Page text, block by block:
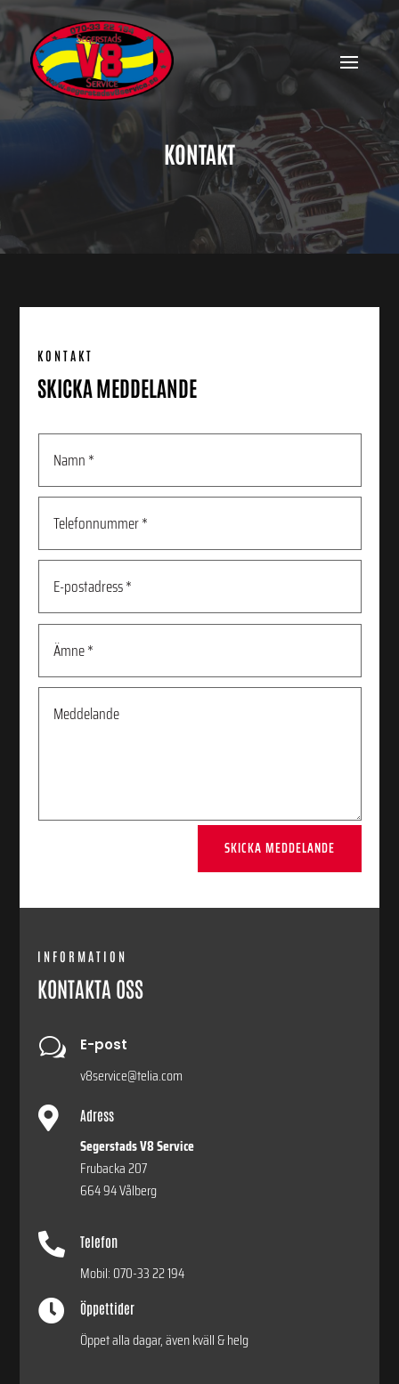
KONTAKT
KONTAKT
SKICKA MEDDELANDE
SKICKA MEDDELANDE
INFORMATION
KONTAKTA OSS
w E-post
v8service@telia.com
 Adress
Segerstads V8 Service
Frubacka 207
664 94 Vålberg
 Telefon
Mobil: 070-33 22 194
 Öppettider
Öppet alla dagar, även kväll & helg